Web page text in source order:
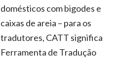
domésticos com bigodes e
caixas de areia – para os
tradutores, CATT significa
Ferramenta de Tradução